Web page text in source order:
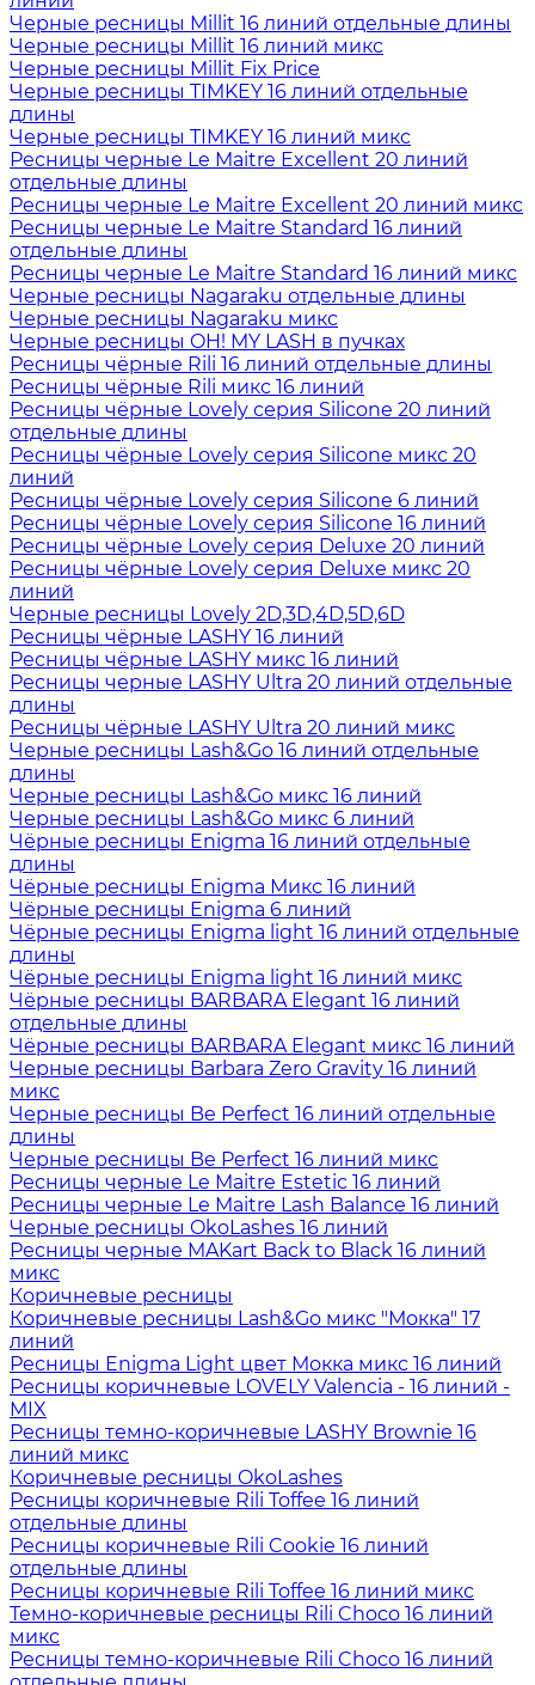
Черные ресницы Millit 16 линий отдельные длины
Черные ресницы Millit 16 линий микс
Черные ресницы Millit Fix Price
Черные ресницы TIMKEY 16 линий отдельные
длины
Черные ресницы TIMKEY 16 линий микс
Ресницы черные Le Maitre Excellent 20 линий
отдельные длины
Ресницы черные Le Maitre Excellent 20 линий микс
Ресницы черные Le Maitre Standard 16 линий
отдельные длины
Ресницы черные Le Maitre Standard 16 линий микс
Черные ресницы Nagaraku отдельные длины
Черные ресницы Nagaraku микс
Черные ресницы OH! MY LASH в пучках
Ресницы чёрные Rili 16 линий отдельные длины
Ресницы чёрные Rili микс 16 линий
Ресницы чёрные Lovely серия Silicone 20 линий
отдельные длины
Ресницы чёрные Lovely серия Silicone микс 20
линий
Ресницы чёрные Lovely серия Silicone 6 линий
Ресницы чёрные Lovely серия Silicone 16 линий
Ресницы чёрные Lovely серия Deluxe 20 линий
Ресницы чёрные Lovely серия Deluxe микс 20
линий
Черные ресницы Lovely 2D,3D,4D,5D,6D
Ресницы чёрные LASHY 16 линий
Ресницы чёрные LASHY микс 16 линий
Ресницы черные LASHY Ultra 20 линий отдельные
длины
Ресницы чёрные LASHY Ultra 20 линий микс
Черные ресницы Lash&Go 16 линий отдельные
длины
Черные ресницы Lash&Go микс 16 линий
Черные ресницы Lash&Go микс 6 линий
Чёрные ресницы Enigma 16 линий отдельные
длины
Чёрные ресницы Enigma Микс 16 линий
Чёрные ресницы Enigma 6 линий
Чёрные ресницы Enigma light 16 линий отдельные
длины
Чёрные ресницы Enigma light 16 линий микс
Чёрные ресницы BARBARA Elegant 16 линий
отдельные длины
Чёрные ресницы BARBARA Elegant микс 16 линий
Черные ресницы Barbara Zero Gravity 16 линий
микс
Черные ресницы Be Perfect 16 линий отдельные
длины
Черные ресницы Be Perfect 16 линий микс
Ресницы черные Le Maitre Estetic 16 линий
Ресницы черные Le Maitre Lash Balance 16 линий
Черные ресницы OkoLashes 16 линий
Ресницы черные MAKart Back to Black 16 линий
микс
Коричневые ресницы
Коричневые ресницы Lash&Go микс "Мокка" 17
линий
Ресницы Enigma Light цвет Мокка микс 16 линий
Ресницы коричневые LOVELY Valencia - 16 линий -
MIX
Ресницы темно-коричневые LASHY Brownie 16
линий микс
Коричневые ресницы OkoLashes
Ресницы коричневые Rili Toffee 16 линий
отдельные длины
Ресницы коричневые Rili Cookie 16 линий
отдельные длины
Ресницы коричневые Rili Toffee 16 линий микс
Темно-коричневые ресницы Rili Choco 16 линий
микс
Ресницы темно-коричневые Rili Choco 16 линий